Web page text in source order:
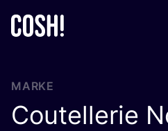
MARKE
Coutellerie